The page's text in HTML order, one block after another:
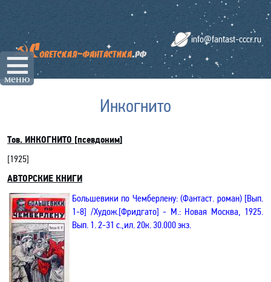
☰
меню
info@fantast-cccr.ru
Инкогнито
Тов. ИНКОГНИТО [псевдоним]
[1925]
АВТОРСКИЕ КНИГИ
Большевики по Чемберлену:(Фантаст. роман) [Вып.
1-8] /Худож.[Фридгато] - М.: Новая Москва, 1925.
Вып. 1. 2-31 с.,ил. 20к. 30.000 экз.